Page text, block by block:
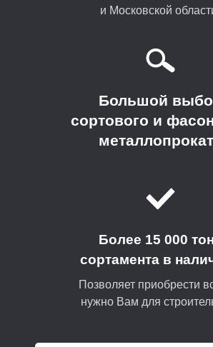
и Московской
Большой
сортового и
Более 15 000
сортамента в
Позволяет приобрести
нужно Вам для